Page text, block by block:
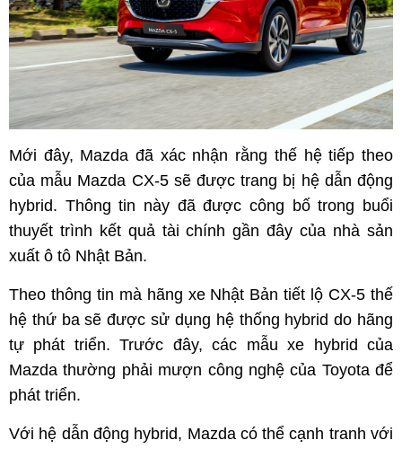
Mới đây, Mazda đã xác nhận rằng thế hệ tiếp theo
của mẫu Mazda CX-5 sẽ được trang bị hệ dẫn động
hybrid. Thông tin này đã được công bố trong buổi
thuyết trình kết quả tài chính gần đây của nhà sản
xuất ô tô Nhật Bản.
Theo thông tin mà hãng xe Nhật Bản tiết lộ CX-5 thế
hệ thứ ba sẽ được sử dụng hệ thống hybrid do hãng
tự phát triển. Trước đây, các mẫu xe hybrid của
Mazda thường phải mượn công nghệ của Toyota để
phát triển.
Với hệ dẫn động hybrid, Mazda có thể cạnh tranh với